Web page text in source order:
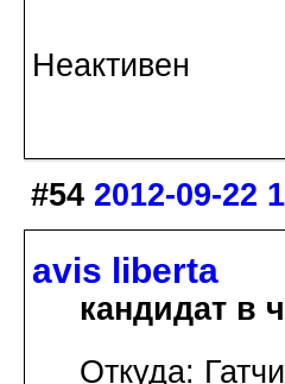
Неактивен
#54 2012-09-22
avis libertа
кандидат в
Откуда: